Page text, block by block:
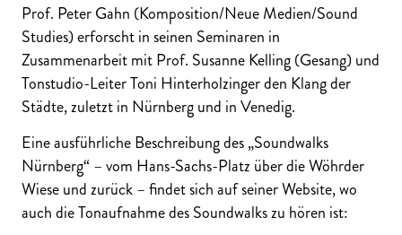
Prof. Peter Gahn (Komposition/Neue Medien/Sound
Studies) erforscht in seinen Seminaren in
Zusammenarbeit mit Prof. Susanne Kelling (Gesang) und
Tonstudio-Leiter Toni Hinterholzinger den Klang der
Städte, zuletzt in Nürnberg und in Venedig.
Eine ausführliche Beschreibung des „Soundwalks
Nürnberg“ – vom Hans-Sachs-Platz über die Wöhrder
Wiese und zurück – findet sich auf seiner Website, wo
auch die Tonaufnahme des Soundwalks zu hören ist: